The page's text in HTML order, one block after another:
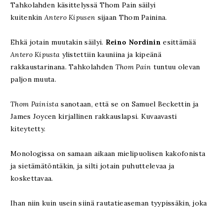
Tahkolahden käsittelyssä Thom Pain säilyi
kuitenkinAntero Kipusen sijaan Thom Painina.
Ehkä jotain muutakin säilyi. Reino Nordinin esittämää
Antero Kipusta ylistettiin kauniina ja kipeänä
rakkaustarinana. Tahkolahden Thom Pain tuntuu olevan
paljon muuta.
Thom Painistasanotaan, että se on Samuel Beckettin ja
James Joycen kirjallinen rakkauslapsi. Kuvaavasti
kiteytetty.
Monologissa on samaan aikaan mielipuolisen kakofonista
ja sietämätöntäkin, ja silti jotain puhuttelevaa ja
koskettavaa.
Ihan niin kuin usein siinä rautatieaseman tyypissäkin, joka